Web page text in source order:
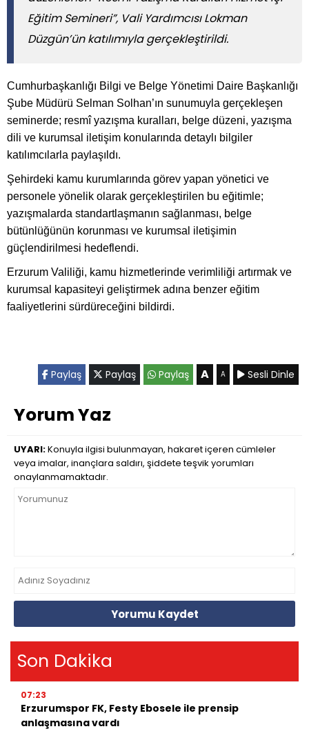
Eğitim Semineri”, Vali Yardımcısı Lokman
Düzgün’ün katılımıyla gerçekleştirildi.
Cumhurbaşkanlığı Bilgi ve Belge Yönetimi Daire Başkanlığı
Şube Müdürü Selman Solhan’ın sunumuyla gerçekleşen
seminerde; resmî yazışma kuralları, belge düzeni, yazışma
dili ve kurumsal iletişim konularında detaylı bilgiler
katılımcılarla paylaşıldı.
Şehirdeki kamu kurumlarında görev yapan yönetici ve
personele yönelik olarak gerçekleştirilen bu eğitimle;
yazışmalarda standartlaşmanın sağlanması, belge
bütünlüğünün korunması ve kurumsal iletişimin
güçlendirilmesi hedeflendi.
Erzurum Valiliği, kamu hizmetlerinde verimliliği artırmak ve
kurumsal kapasiteyi geliştirmek adına benzer eğitim
faaliyetlerini sürdüreceğini bildirdi.
Paylaş Paylaş Paylaş A A Sesli Dinle
Yorum Yaz
UYARI:Konuyla ilgisi bulunmayan, hakaret içeren cümleler
veya imalar, inançlara saldırı, şiddete teşvik yorumları
onaylanmamaktadır.
Yorumu Kaydet
Son Dakika
07:23
Erzurumspor FK, Festy Ebosele ile prensip
anlaşmasına vardı